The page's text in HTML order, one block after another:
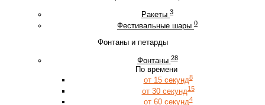
Ракеты 3
Фестивальные шары 0
Фонтаны и петарды
Фонтаны 28
По времени
от 15 секунд8
от 30 секунд15
от 60 секунд4